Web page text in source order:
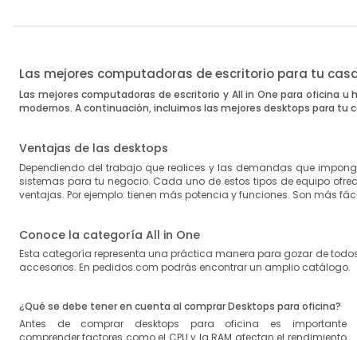
Las mejores computadoras de escritorio para tu
Las mejores computadoras de escritorio y All in One para oficina u
modernos. A continuación, incluimos las mejores desktops para tu
Ventajas de las desktops
Dependiendo del trabajo que realices y las demandas que
sistemas para tu negocio. Cada uno de estos tipos de equipo
ventajas. Por ejemplo: tienen más potencia y funciones. Son más
Conoce la categoría All in One
Esta categoría representa una práctica manera para gozar de
accesorios. En pedidos.com podrás encontrar un amplio catálogo.
¿Qué se debe tener en cuenta al comprar Desktops para oficina?
Antes de comprar
desktops para oficina
es importante
comprender factores como el CPU y la RAM afectan el rendimiento